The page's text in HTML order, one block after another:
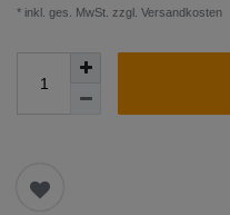
* inkl. ges. MwSt. zzgl. Versandkosten